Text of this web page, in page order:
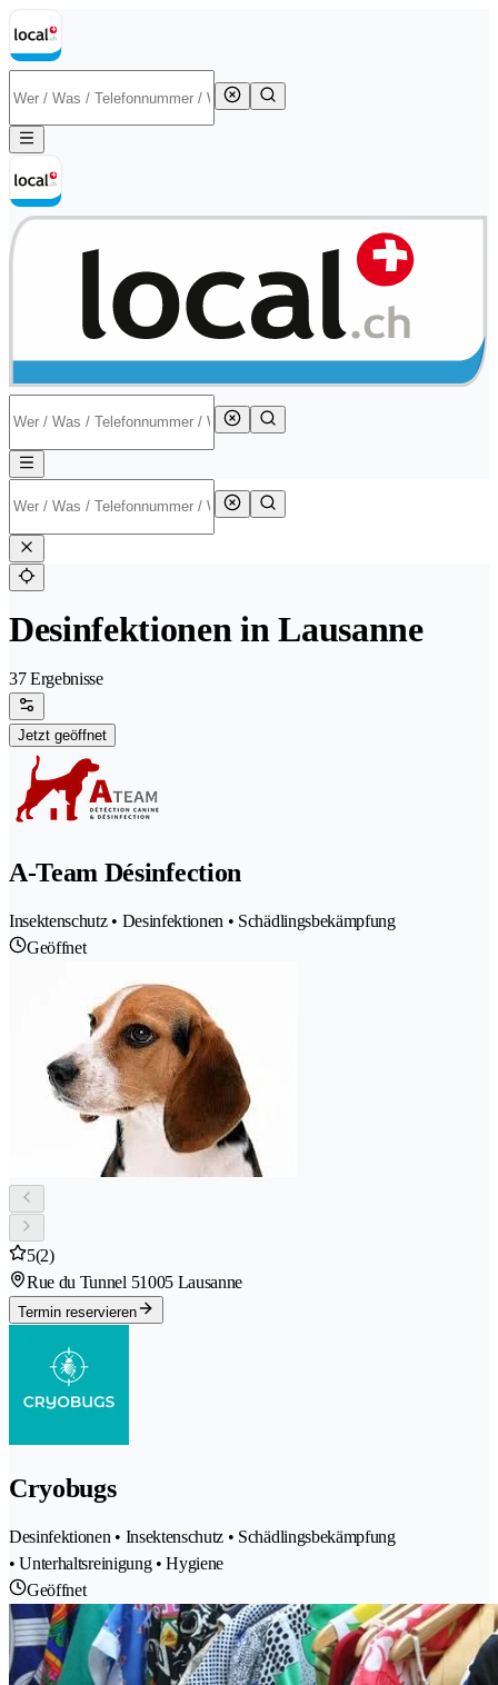
Desinfektionen in Lausanne
37 Ergebnisse
Jetzt geöffnet
A-Team Désinfection
Insektenschutz • Desinfektionen • Schädlingsbekämpfung
Geöffnet
5(2)
Rue du Tunnel 51005 Lausanne
Termin reservieren
Cryobugs
Desinfektionen • Insektenschutz • Schädlingsbekämpfung
• Unterhaltsreinigung • Hygiene
Geöffnet